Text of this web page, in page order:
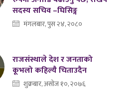
सदस्य सचिव –घिसिङ्ग
मंगलबार, पुस २४, २०८०
राजसंस्थाले देश र जनताको
कूभलो कहिल्यै चिताउदैन
शुक्रबार, असोज १०, २०७६